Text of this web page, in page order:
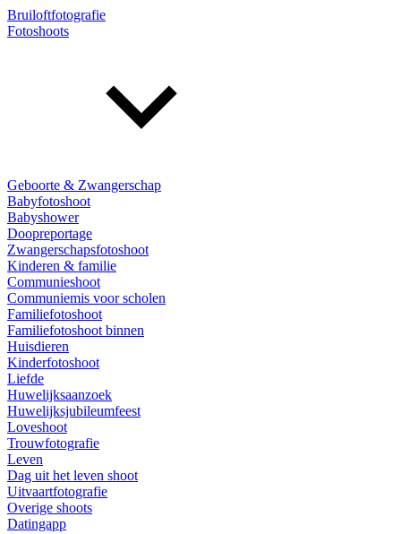
Bruiloftfotografie
Fotoshoots
Geboorte & Zwangerschap
Babyfotoshoot
Babyshower
Doopreportage
Zwangerschapsfotoshoot
Kinderen & familie
Communieshoot
Communiemis voor scholen
Familiefotoshoot
Familiefotoshoot binnen
Huisdieren
Kinderfotoshoot
Liefde
Huwelijksaanzoek
Huwelijksjubileumfeest
Loveshoot
Trouwfotografie
Leven
Dag uit het leven shoot
Uitvaartfotografie
Overige shoots
Datingapp